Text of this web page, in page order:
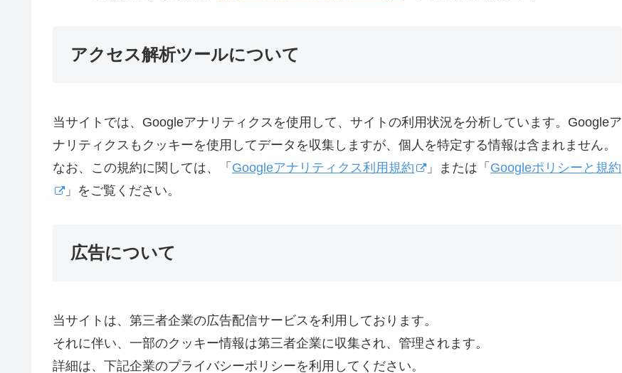
アクセス解析ツールについて
当サイトでは、Googleアナリティクスを使用して、サイトの利用状況を分析しています。Googleア
ナリティクスもクッキーを使用してデータを収集しますが、個人を特定する情報は含まれません。
なお、この規約に関しては、「 Googleアナリティクス利用規約 」または「 Googleポリシーと規約
」をご覧ください。
広告について
当サイトは、第三者企業の広告配信サービスを利用しております。
それに伴い、一部のクッキー情報は第三者企業に収集され、管理されます。
詳細は、下記企業のプライバシーポリシーを利用してください。